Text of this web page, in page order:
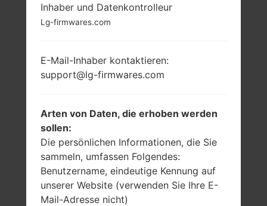
(LMX540ZMW) AUS
DER LG K50S-SERIE
6.5 Zoll (~82.1%
Bildschirm zu
Körper Verhältnis)
720 x 1520 Pixel
(~259 Dichte der
Pixel pro Zoll)
A53 Mediatek
MT6762 Helio P22
3GB
Inhaber und Datenkontrolleur
Lg-firmwares.com
E-Mail-Inhaber kontaktieren:
support@lg-firmwares.com
Arten von Daten, die erhoben werden
sollen:
Die persönlichen Informationen, die Sie
sammeln, umfassen Folgendes:
Benutzername, eindeutige Kennung auf
unserer Website (verwenden Sie Ihre E-
Mail-Adresse nicht)